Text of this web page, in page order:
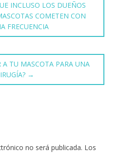
INCLUSO LOS DUEÑOS
COMETEN CON
FRECUENCIA
A TU MASCOTA PARA UNA
→
no será publicada. Los